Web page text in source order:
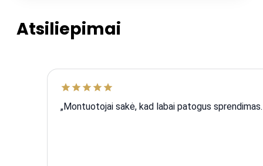
Atsiliepimai
„Montuotojai sakė, kad labai patogus sprendimas.